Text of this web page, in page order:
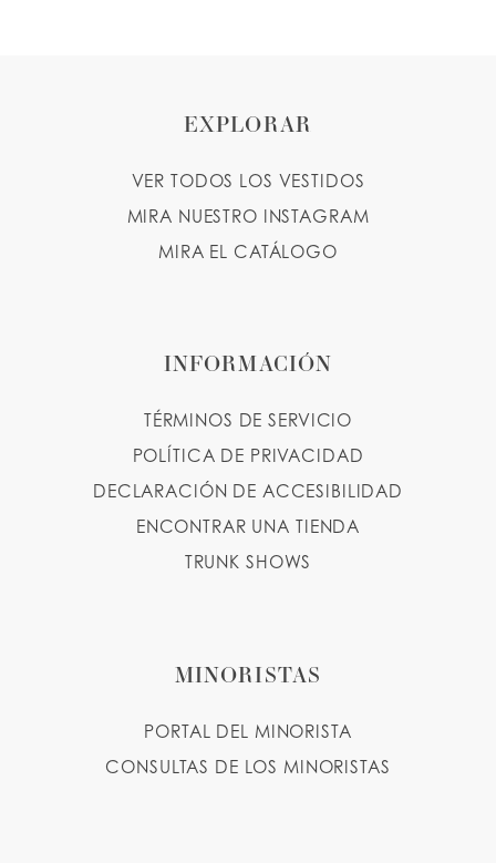
EXPLORAR
VER TODOS LOS VESTIDOS
MIRA NUESTRO INSTAGRAM
MIRA EL CATÁLOGO
INFORMACIÓN
TÉRMINOS DE SERVICIO
POLÍTICA DE PRIVACIDAD
DECLARACIÓN DE ACCESIBILIDAD
ENCONTRAR UNA TIENDA
TRUNK SHOWS
MINORISTAS
PORTAL DEL MINORISTA
CONSULTAS DE LOS MINORISTAS